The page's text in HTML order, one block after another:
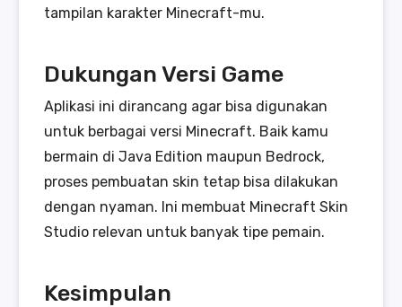
tampilan karakter Minecraft-mu.
Dukungan Versi Game
Aplikasi ini dirancang agar bisa digunakan
untuk berbagai versi Minecraft. Baik kamu
bermain di Java Edition maupun Bedrock,
proses pembuatan skin tetap bisa dilakukan
dengan nyaman. Ini membuat Minecraft Skin
Studio relevan untuk banyak tipe pemain.
Kesimpulan